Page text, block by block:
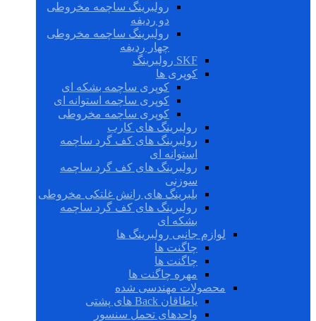
رولبرینگ ساچمه مخروطی
دو ردیفه
رولبرینگ ساچمه مخروطی
چهار ردیفه
SKF رولبرینگ
کوپری ها
کوپری ساچمه بشکه ای
کوپری ساچمه استوانه ای
کوپری ساچمه مخروطی
رولبرینگ های کارب
رولبرینگ های کف گرد ساچمه
استوانه ای
رولبرینگ های کف گرد ساچمه
سوزنی
بلبرینگ های رانش غلتکی مخروطی
رولبرینگ های کف گرد ساچمه
بشکه ای
لوازم جانبی رولبرینگ ها
چاگنت ها
چاگنت ها
مهره چاگنت ها
محصولات مهندسی شده
یاطاقان Back های پشتی
واحدهای تحمل سنسور